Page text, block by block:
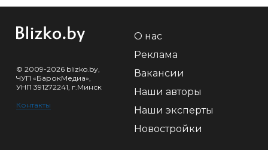
© 2009-2026 blizko.by,
ЧУП «БарокМедиа»,
УНП 391272241, г.Минск
Контакты
О нас
Реклама
Вакансии
Наши авторы
Наши эксперты
Новостройки